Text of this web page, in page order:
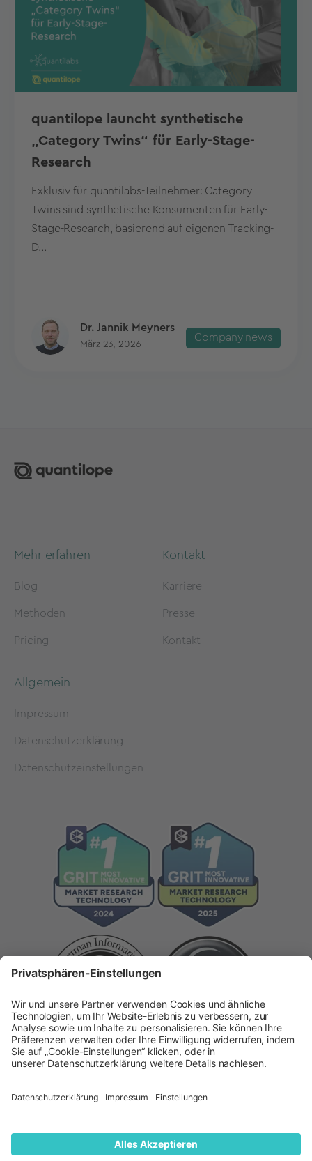
quantilope launcht synthetische
„Category Twins“ für Early-Stage-
Research
Exklusiv für quantilabs-Teilnehmer: Category
Twins sind synthetische Konsumenten für Early-
Stage-Research, basierend auf eigenen Tracking-
D...
Dr. Jannik Meyners
März 23, 2026
Company news
Mehr erfahren
Blog
Methoden
Pricing
Kontakt
Karriere
Presse
Kontakt
Allgemein
Impressum
Datenschutzerklärung
Datenschutzeinstellungen